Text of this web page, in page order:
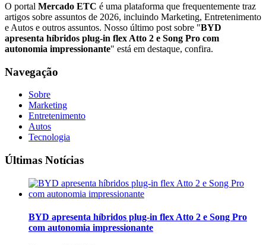
O portal Mercado ETC é uma plataforma que frequentemente traz
artigos sobre assuntos de 2026, incluindo Marketing, Entretenimento
e Autos e outros assuntos. Nosso último post sobre "BYD
apresenta híbridos plug-in flex Atto 2 e Song Pro com
autonomia impressionante" está em destaque, confira.
Navegação
Sobre
Marketing
Entretenimento
Autos
Tecnologia
Últimas Notícias
BYD apresenta híbridos plug-in flex Atto 2 e Song Pro
com autonomia impressionante